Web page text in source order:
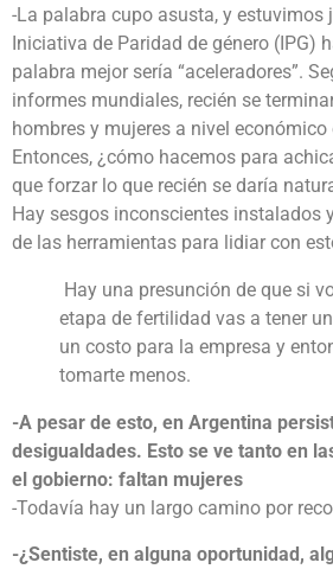
-La palabra cupo asusta, y estuvimos
Iniciativa de Paridad de género (IPG)
palabra mejor sería “aceleradores”.
informes mundiales, recién se
hombres y mujeres a nivel económico
Entonces, ¿cómo hacemos para
que forzar lo que recién se daría
Hay sesgos inconscientes instalados
de las herramientas para lidiar con
Hay una presunción de que si
etapa de fertilidad vas a tener
un costo para la empresa y
tomarte menos.
-A pesar de esto, en Argentina
desigualdades. Esto se ve tanto en
el gobierno: faltan mujeres
-Todavía hay un largo camino por
-¿Sentiste, en alguna oportunidad,